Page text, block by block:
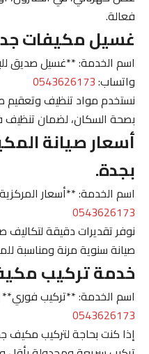
فعالة.
غسيل مكيفات
اسم الخدمة: **غسيل صديق
واتساب:0543626173
نستخدم مواد تنظيف وتعقيم
بصحة السكان، لضمان
أسعار صيانة
بجدة.
اسم الخدمة: **أسعار
0543626173
نوفر تقديرات دقيقة لتكاليف
صيانة سنوية مرنة ومناسبة
خدمة تركيب
اسم الخدمة: **تركيب فوري**
0543626173
إذا كنت بحاجة لتركيب مكيف